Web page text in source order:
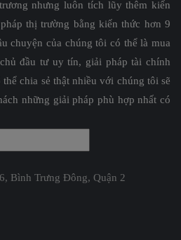
nhưng luôn tích lũy thêm kiến
thị trường bằng kiến thức hơn 9
chuyện của chúng tôi có thể là mua
đầu tư uy tín, giải pháp tài chính
chia sẻ thật nhiều với chúng tôi sẽ
những giải pháp phù hợp nhất có
Bình Trưng Đông, Quận 2